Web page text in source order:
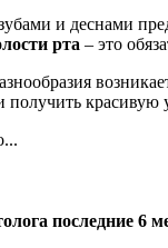
и деснами
рта – это
получить красивую
последние 6